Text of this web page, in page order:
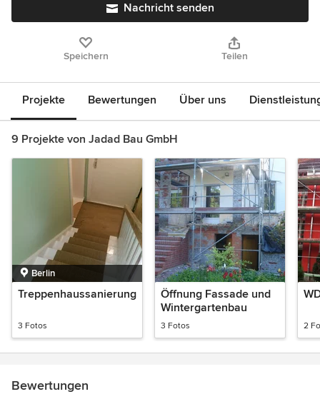
Nachricht senden
Speichern Teilen
Projekte Bewertungen Über uns
9 Projekte von Jadad Bau GmbH
Berlin
Treppenhaussanierung
3 Fotos
Öffnung Fassade und
Wintergartenbau
3 Fotos 2
Bewertungen